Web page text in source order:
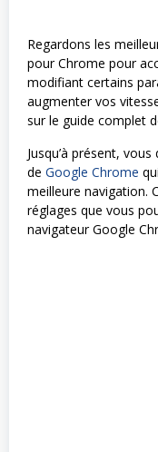
Regardons les
pour Chrome pour
modifiant certains
augmenter vos
sur le guide complet
Jusqu’à présent,
de Google Chrome
meilleure navigation.
réglages que vous
navigateur Google